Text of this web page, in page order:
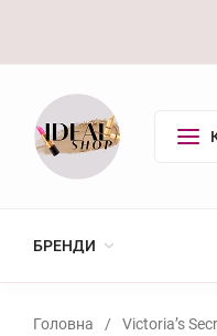
БРЕНДИ
Головна / Victoria’s